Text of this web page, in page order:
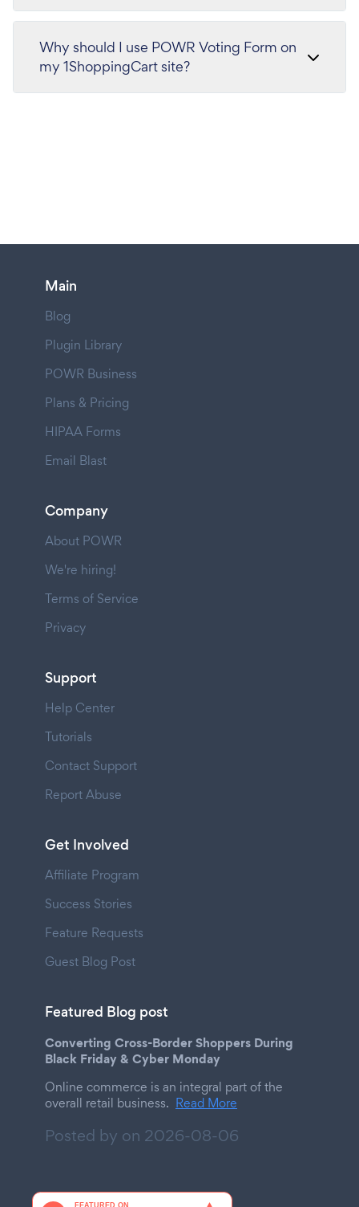
Why should I use POWR Voting Form on
my 1ShoppingCart site?
Main
Blog
Plugin Library
POWR Business
Plans & Pricing
HIPAA Forms
Email Blast
Company
About POWR
We're hiring!
Terms of Service
Privacy
Support
Help Center
Tutorials
Contact Support
Report Abuse
Get Involved
Affiliate Program
Success Stories
Feature Requests
Guest Blog Post
Featured Blog post
Converting Cross-Border Shoppers During
Black Friday & Cyber Monday
Online commerce is an integral part of the
overall retail business. Read More
Posted by on 2026-08-06